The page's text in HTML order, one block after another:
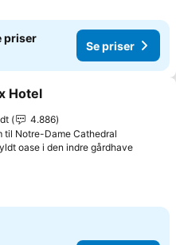
priser
Se priser
til favoritter
Hotel
4.886
til Notre-Dame Cathedral
oase i den indre gårdhave